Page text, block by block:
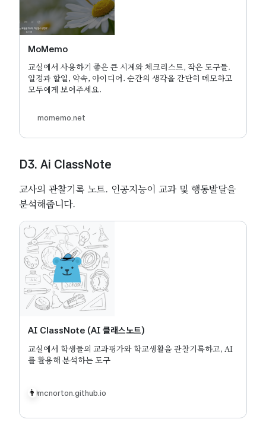
MoMemo
교실에서 사용하기 좋은 큰 시계와 체크리스트, 작은 도구들.
일정과 할일, 약속, 아이디어. 순간의 생각을 간단히 메모하고
모두에게 보여주세요.
momemo.net
D3. Ai ClassNote
교사의 관찰기록 노트. 인공지능이 교과 및 행동발달을
분석해줍니다.
AI ClassNote (AI 클래스노트)
교실에서 학생들의 교과평가와 학교생활을 관찰기록하고, AI
를 활용해 분석하는 도구
mcnorton.github.io